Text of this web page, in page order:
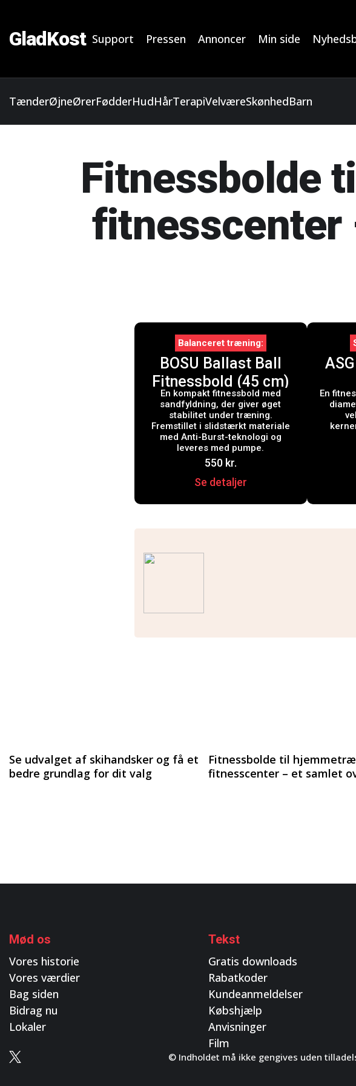
GladKost Support Pressen Annoncer Min side
TænderØjneØrerFødderHudHårTerapiVelværeSkønhedBarn
Fitnessbolde
fitnesscenter
Balanceret træning
BOSU Ballast Ball
Fitnessbold (45 cm)
En kompakt fitnessbold med
sandfyldning, der giver øget
stabilitet under træning.
Fremstillet i slidstærkt materiale
med Anti-Burst-teknologi og
leveres med pumpe.
550 kr.
Se detaljer
En
Se udvalget af skihandsker og få et
bedre grundlag for dit valg
Fitnessbolde til
fitnesscenter – et samlet
© Indholdet må ikke gengives uden
Mød os
Vores historie
Vores værdier
Bag siden
Bidrag nu
Lokaler
Tekst
Gratis downloads
Rabatkoder
Kundeanmeldelser
Købshjælp
Anvisninger
Film